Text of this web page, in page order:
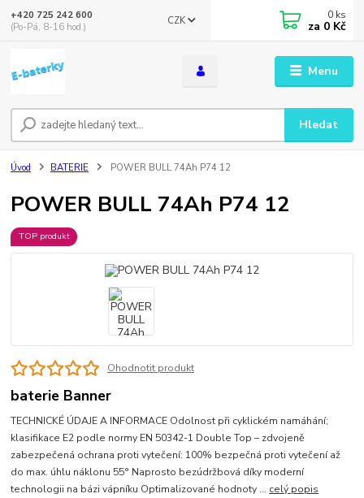
Menu
CZK
Hledat
+420 725 242 600
(Po-Pá, 8-16 hod.)
0 ks
za 0 Kč
Úvod BATERIE POWER BULL 74Ah P74 12
POWER BULL 74Ah P74 12
TOP produkt
Ohodnotit produkt
baterie Banner
TECHNICKÉ ÚDAJE A INFORMACE Odolnost při cyklickém namáhání;
klasifikace E2 podle normy EN 50342-1 Double Top – zdvojeně
zabezpečená ochrana proti vytečení: 100% bezpečná proti vytečení až
do max. úhlu náklonu 55° Naprosto bezúdržbová díky moderní
technologii na bázi vápníku Optimalizované hodnoty ... celý popis